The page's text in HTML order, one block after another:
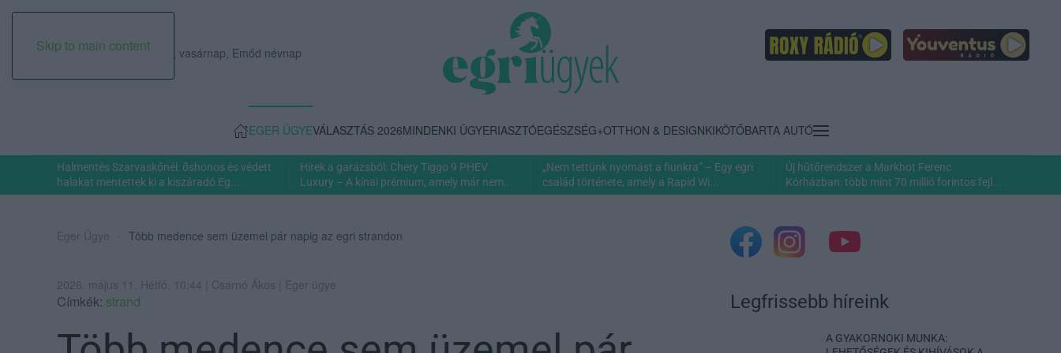
Skip to main content
2026. augusztus 09., vasárnap, Emőd névnap
EGER ÜGYEVÁLASZTÁS 2026MINDENKI ÜGYERIASZTÓEGÉSZSÉG+OTTHON & DESIGNKIKÖTŐBARTA AUTÓ
Halmentés Szarvaskőnél: őshonos és védett
halakat mentettek ki a kiszáradó Eg...
Hírek a garázsból: Chery Tiggo 9 PHEV
Luxury – A kínai prémium, amely már nem...
„Nem tettünk nyomást a fiunkra” – Egy egri
család története, amely a Rapid Wi...
Új hűtőrendszer a Markhot Ferenc
Kórházban: több mint 70 millió forintos fejl...
Eger Ügye Több medence sem üzemel pár napig az egri strandon
2026. május 11. Hétfő, 10:44 | Csarnó Ákos | Eger ügye
Címkék: strand Legfrissebb híreink
A GYAKORNOKI MUNKA: